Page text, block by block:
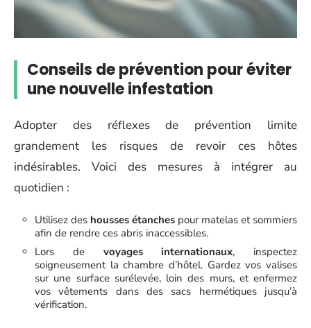
Conseils de prévention pour éviter
une nouvelle infestation
Adopter des réflexes de prévention limite
grandement les risques de revoir ces hôtes
indésirables. Voici des mesures à intégrer au
quotidien :
Utilisez des housses étanches pour matelas et sommiers
afin de rendre ces abris inaccessibles.
Lors de voyages internationaux, inspectez
soigneusement la chambre d’hôtel. Gardez vos valises
sur une surface surélevée, loin des murs, et enfermez
vos vêtements dans des sacs hermétiques jusqu’à
vérification.